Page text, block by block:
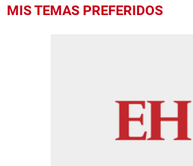
seconds
MIS TEMAS PREFERIDOS